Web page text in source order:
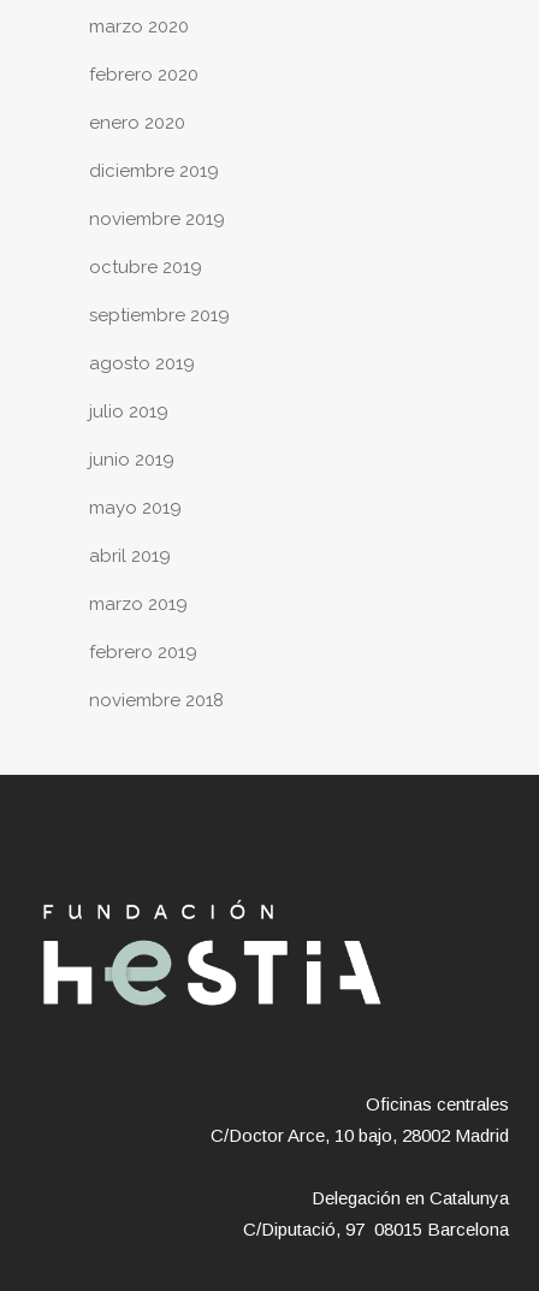
marzo 2020
febrero 2020
enero 2020
diciembre 2019
noviembre 2019
octubre 2019
septiembre 2019
agosto 2019
julio 2019
junio 2019
mayo 2019
abril 2019
marzo 2019
febrero 2019
noviembre 2018
Oficinas centrales
C/Doctor Arce, 10 bajo, 28002 Madrid
Delegación en Catalunya
C/Diputació, 97 08015 Barcelona